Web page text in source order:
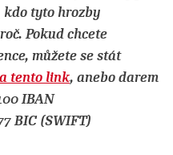
tyto hrozby
Pokud chcete
můžete se stát
tento link, anebo darem
IBAN
BIC (SWIFT)